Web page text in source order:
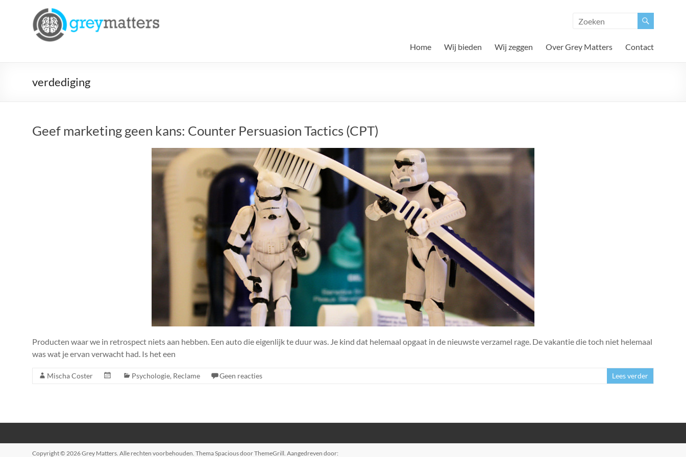
Grey
Matters
Inspiration.
Home Wij bieden Wij zeggen Over Grey Matters Contact
verdediging
Geef marketing geen kans: Counter Persuasion Tactics (CPT)
Producten waar we in retrospect niets aan hebben. Een auto die eigenlijk te duur was. Je kind dat helemaal opgaat in de nieuwste verzamel rage. De vakantie die toch niet helemaal
was wat je ervan verwacht had. Is het een
Mischa Coster Psychologie, Reclame Geen reacties Lees verder
Copyright © 2026Grey Matters. Alle rechten voorbehouden. ThemaSpaciousdoor ThemeGrill. Aangedreven door: